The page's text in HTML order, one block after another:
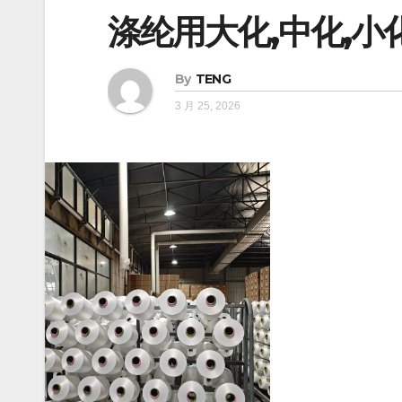
涤纶用大化,中化,小
By TENG
3 月 25, 2026